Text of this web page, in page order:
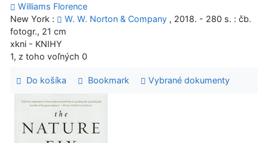
Williams Florence
New York :
W. W. Norton & Company , 2018. - 280 s. : čb.
fotogr., 21 cm
xkni - KNIHY
1, z toho voľných 0
Do košíka Bookmark Vybrané dokumenty